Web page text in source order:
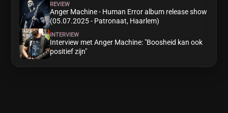
REVIEW
Anger Machine - Human Error album release show
(05.07.2025 - Patronaat, Haarlem)
INTERVIEW
Interview met Anger Machine: "Boosheid kan ook
positief zijn"